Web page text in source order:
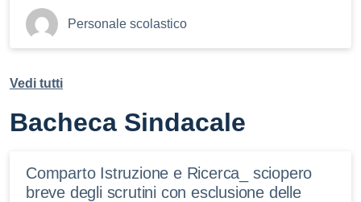
Personale scolastico
Vedi tutti
Bacheca Sindacale
Comparto Istruzione e Ricerca_ sciopero
breve degli scrutini con esclusione delle